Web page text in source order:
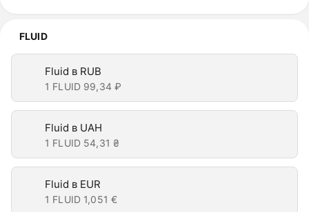
FLUID
Fluid в RUB
1 FLUID 99,34 ₽
Fluid в UAH
1 FLUID 54,31 ₴
Fluid в EUR
1 FLUID 1,051 €